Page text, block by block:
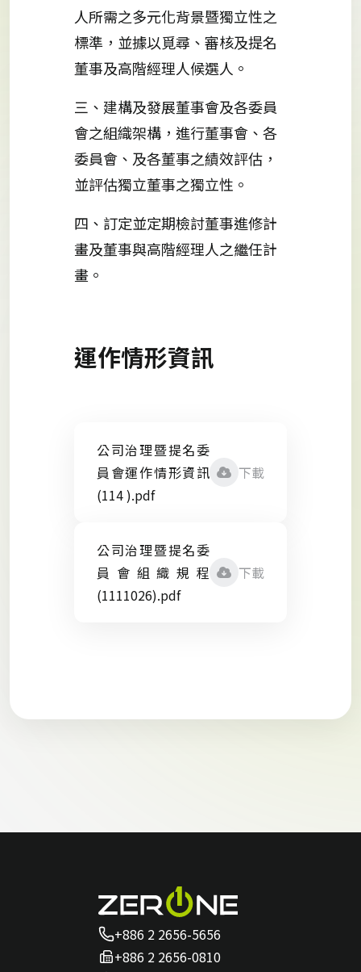
人所需之多元化背景暨獨立性之
標準，並據以覓尋、審核及提名
董事及高階經理人候選人。
三、建構及發展董事會及各委員
會之組織架構，進行董事會、各
委員會、及各董事之績效評估，
並評估獨立董事之獨立性。
四、訂定並定期檢討董事進修計
畫及董事與高階經理人之繼任計
畫。
運作情形資訊
公司治理暨提名委
員會運作情形資訊
(114 ).pdf
下載
公司治理暨提名委
員會組織規程
(1111026).pdf
下載
+886 2 2656-5656
+886 2 2656-0810